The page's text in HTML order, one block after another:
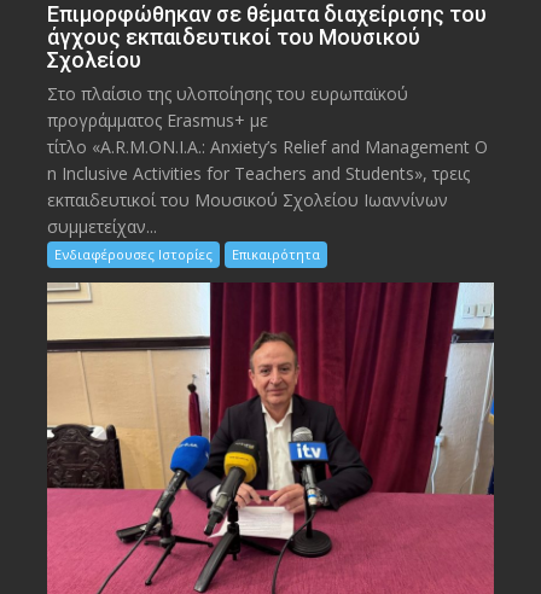
Eπιμορφώθηκαν σε θέματα διαχείρισης του
άγχους εκπαιδευτικοί του Μουσικού
Σχολείου
Στο πλαίσιο της υλοποίησης του ευρωπαϊκού
προγράμματος Erasmus+ με
τίτλο «A.R.M.ON.I.A.: Anxiety’s Relief and Management O
n Inclusive Activities for Teachers and Students», τρεις
εκπαιδευτικοί του Μουσικού Σχολείου Ιωαννίνων
συμμετείχαν...
Ενδιαφέρουσες Ιστορίες Επικαιρότητα